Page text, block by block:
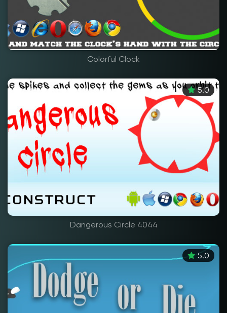
Colorful Clock
5.0
Dangerous Circle 4044
5.0